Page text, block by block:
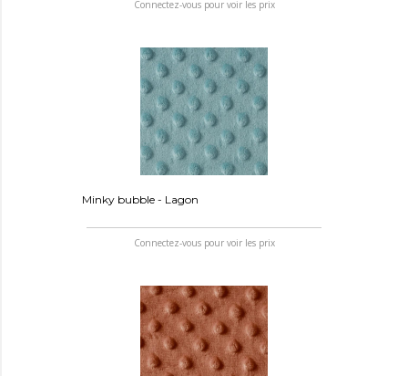
Connectez-vous pour voir les prix
Minky bubble - Lagon
Connectez-vous pour voir les prix